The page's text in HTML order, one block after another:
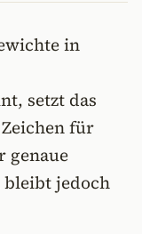
in
setzt das
für
genaue
bleibt jedoch